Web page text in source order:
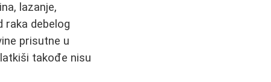
lazanje,
raka debelog
prisutne u
takođe nisu